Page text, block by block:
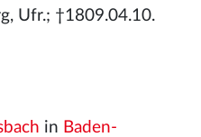
Ufr.; †1809.04.10.
in Baden-